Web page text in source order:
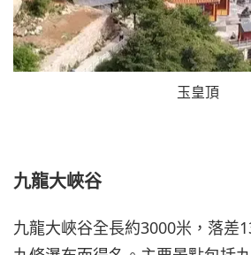
玉皇頂
九龍大峽谷
九龍大峽谷全長約3000米，落差